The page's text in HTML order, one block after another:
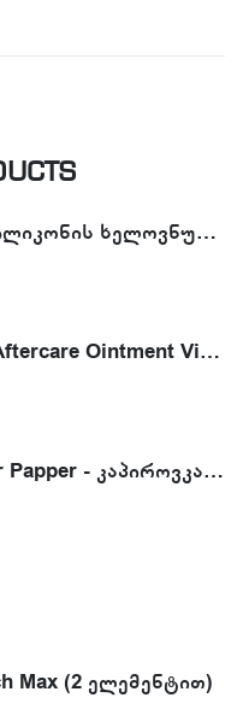
სავარჯიშო სილიკონის ხელოვნური კანი - Tattoo Practike skin
Microblading Aftercare Ointment Vitamin A&D
Tattoo Transfer Papper - კაპიროვკა - ტატუს ესკიზის კოპირების ქაღალდი
Max (2 ელემენტით)